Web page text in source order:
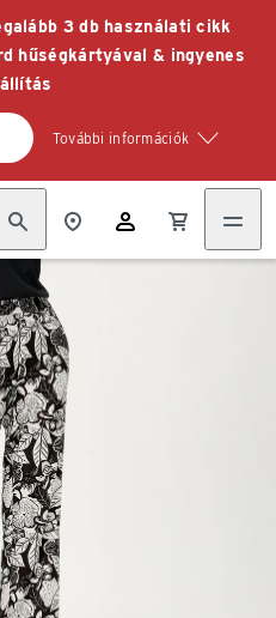
3 db használati cikk
hűségkártyával & ingyenes
További információk